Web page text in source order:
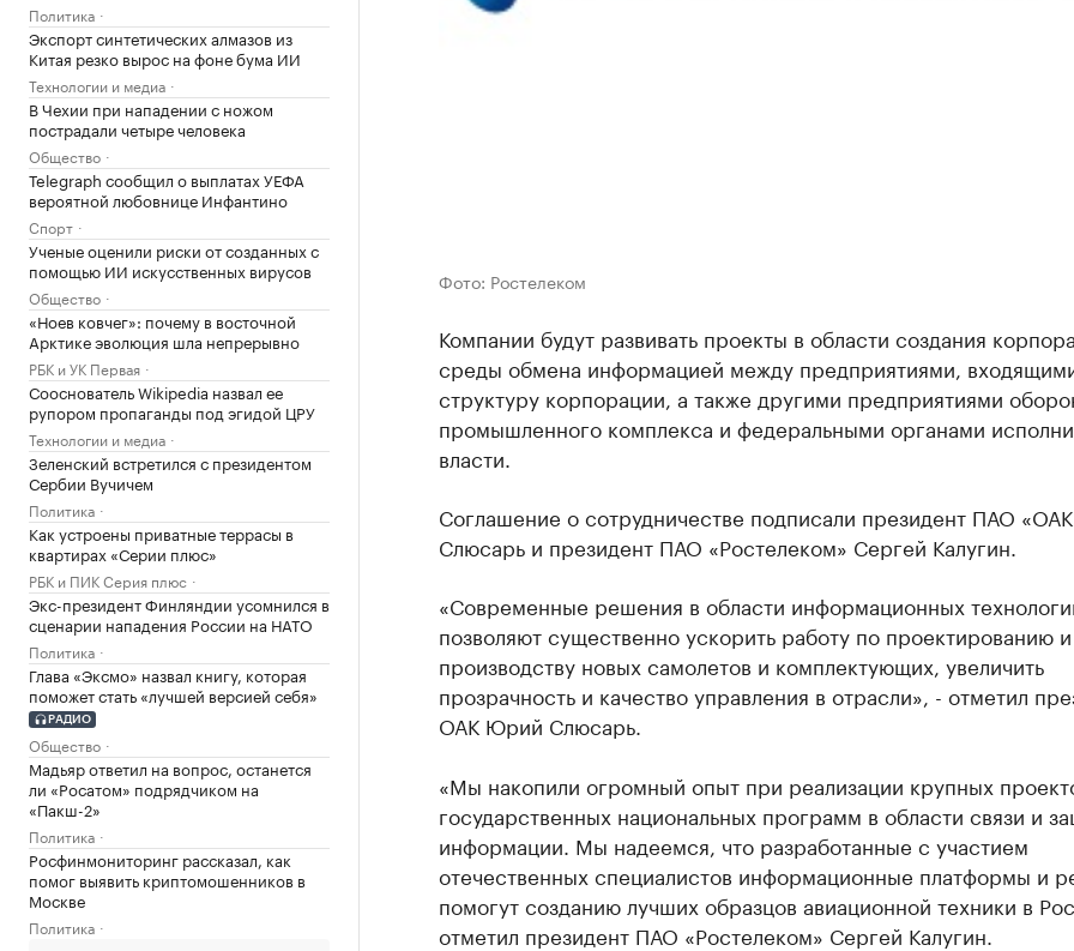
Политика
Экспорт синтетических алмазов из
Китая резко вырос на фоне бума ИИ
Технологии и медиа
В Чехии при нападении с ножом
пострадали четыре человека
Общество
Telegraph сообщил о выплатах УЕФА
вероятной любовнице Инфантино
Спорт
Ученые оценили риски от созданных с
помощью ИИ искусственных вирусов
Общество
«Ноев ковчег»: почему в восточной
Арктике эволюция шла непрерывно
РБК и УК Первая
Сооснователь Wikipedia назвал ее
рупором пропаганды под эгидой ЦРУ
Технологии и медиа
Зеленский встретился с президентом
Сербии Вучичем
Политика
Как устроены приватные террасы в
квартирах «Серии плюс»
РБК и ПИК Серия плюс
Экс-президент Финляндии усомнился в
сценарии нападения России на НАТО
Политика
Глава «Эксмо» назвал книгу, которая
поможет стать «лучшей версией себя»
РАДИО
Общество
Мадьяр ответил на вопрос, останется
ли «Росатом» подрядчиком на
«Пакш-2»
Политика
Росфинмониторинг рассказал, как
помог выявить криптомошенников в
Москве
Политика
Фото: Ростелеком
Компании будут развивать проекты в области создания
среды обмена информацией между предприятиями,
структуру корпорации, а также другими предприятиями
промышленного комплекса и федеральными органами
власти.
Соглашение о сотрудничестве подписали президент ПАО
Слюсарь и президент ПАО «Ростелеком» Сергей Калугин.
«Современные решения в области информационных
позволяют существенно ускорить работу по проектированию и
производству новых самолетов и комплектующих, увеличить
прозрачность и качество управления в отрасли», - отметил
ОАК Юрий Слюсарь.
«Мы накопили огромный опыт при реализации крупных
государственных национальных программ в области связи и
информации. Мы надеемся, что разработанные с участием
отечественных специалистов информационные платформы и
помогут созданию лучших образцов авиационной техники в
отметил президент ПАО «Ростелеком» Сергей Калугин.